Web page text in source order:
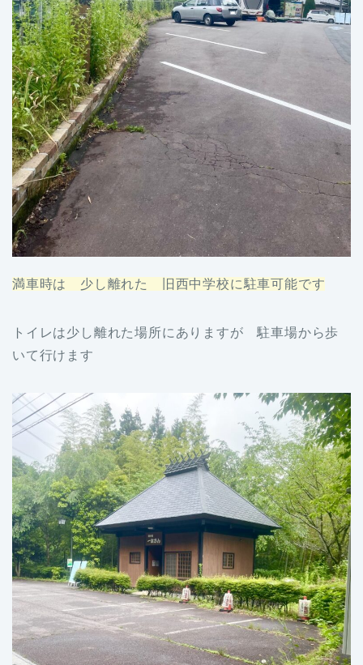
満車時は 少し離れた 旧西中学校に駐車可能です
トイレは少し離れた場所にありますが 駐車場から歩
いて行けます